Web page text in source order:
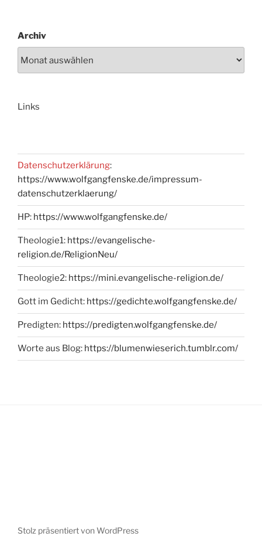
Archiv
Links
Datenschutzerklärung:
https://www.wolfgangfenske.de/impressum-
datenschutzerklaerung/
HP: https://www.wolfgangfenske.de/
Theologie1: https://evangelische-
religion.de/ReligionNeu/
Theologie2: https://mini.evangelische-religion.de/
Gott im Gedicht: https://gedichte.wolfgangfenske.de/
Predigten: https://predigten.wolfgangfenske.de/
Worte aus Blog: https://blumenwieserich.tumblr.com/
Stolz präsentiert von WordPress